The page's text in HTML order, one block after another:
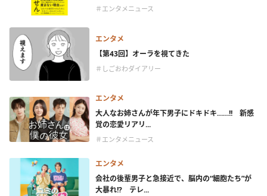
＃エンタメニュース
エンタメ
【第43回】オーラを視てきた
＃しごおわダイアリー
エンタメ
大人なお姉さんが年下男子にドキドキ……!! 新感
覚の恋愛リアリ...
＃エンタメニュース
エンタメ
会社の後輩男子と急接近で、脳内の“細胞たち”が
大暴れ!? テレ...